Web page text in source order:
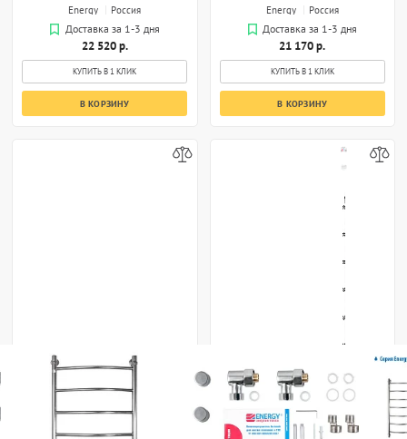
Energy
Россия
Доставка за 1-3 дня
22 520 р.
КУПИТЬ В 1 КЛИК
В КОРЗИНУ
Energy
Россия
Доставка за 1-3 дня
21 170 р.
КУПИТЬ В 1 КЛИК
В КОРЗИНУ